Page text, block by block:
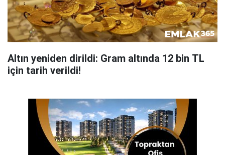
Altın yeniden dirildi: Gram altında 12 bin TL
için tarih verildi!